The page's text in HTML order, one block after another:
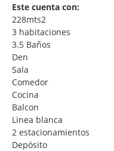
Este cuenta con:
228mts2
3 habitaciones
3.5 Baños
Den
Sala
Comedor
Cocina
Balcon
Linea blanca
2 estacionamientos
Depósito